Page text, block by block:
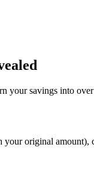
your savings into
original